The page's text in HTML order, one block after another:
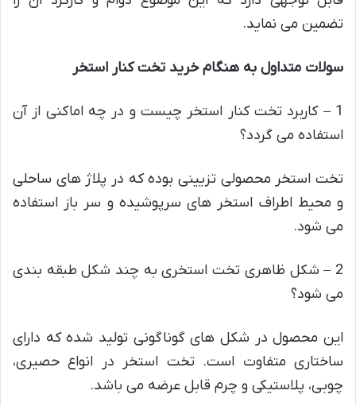
تضمین می نماید.
سولات متداول به هنگام خرید تخت کنار استخر
1 – کاربرد تخت کنار استخر چیست و در چه اماکنی از آن
استفاده می گردد؟
تخت استخر محصولی تزیینی بوده که در پلاژ های ساحلی
و محیط اطراف استخر های سرپوشیده و سر باز استفاده
می شود.
2 – شکل ظاهری تخت استخری به چند شکل طبقه بندی
می شود؟
این محصول در شکل های گوناگونی تولید شده که دارای
ساختاری متفاوت است. تخت استخر در انواع حصیری،
چوبی، پلاستیکی و چرم قابل عرضه می باشد.